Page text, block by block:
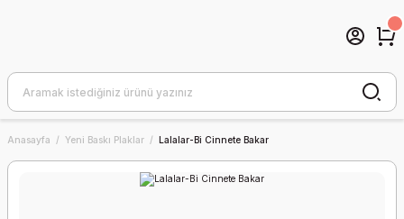
Anasayfa Yeni Baskı Plaklar Lalalar-Bi Cinnete Bakar